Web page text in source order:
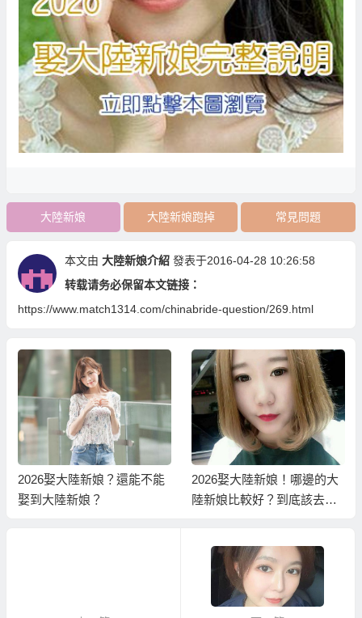
大陸新娘 大陸新娘跑掉 常見問題
本文由 大陸新娘介紹 發表于2016-04-28 10:26:58
转载请务必保留本文链接：
https://www.match1314.com/chinabride-question/269.html
2026娶大陸新娘？還能不能
娶到大陸新娘？
2026娶大陸新娘！哪邊的大
陸新娘比較好？到底該去哪